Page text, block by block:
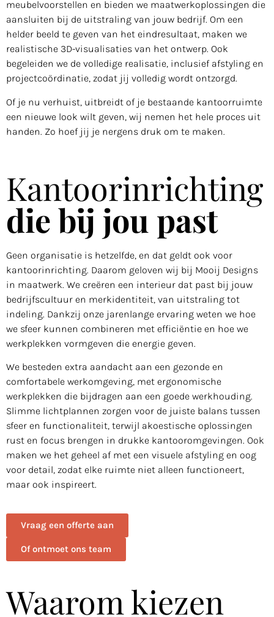
meubelvoorstellen en bieden we maatwerkoplossingen die
aansluiten bij de uitstraling van jouw bedrijf. Om een
helder beeld te geven van het eindresultaat, maken we
realistische 3D-visualisaties van het ontwerp. Ook
begeleiden we de volledige realisatie, inclusief afstyling en
projectcoördinatie, zodat jij volledig wordt ontzorgd.
Of je nu verhuist, uitbreidt of je bestaande kantoorruimte
een nieuwe look wilt geven, wij nemen het hele proces uit
handen. Zo hoef jij je nergens druk om te maken.
Kantoorinrichting
die bij jou past
Geen organisatie is hetzelfde, en dat geldt ook voor
kantoorinrichting. Daarom geloven wij bij Mooij Designs
in maatwerk. We creëren een interieur dat past bij jouw
bedrijfscultuur en merkidentiteit, van uitstraling tot
indeling. Dankzij onze jarenlange ervaring weten we hoe
we sfeer kunnen combineren met efficiëntie en hoe we
werkplekken vormgeven die energie geven.
We besteden extra aandacht aan een gezonde en
comfortabele werkomgeving, met ergonomische
werkplekken die bijdragen aan een goede werkhouding.
Slimme lichtplannen zorgen voor de juiste balans tussen
sfeer en functionaliteit, terwijl akoestische oplossingen
rust en focus brengen in drukke kantooromgevingen. Ook
maken we het geheel af met een visuele afstyling en oog
voor detail, zodat elke ruimte niet alleen functioneert,
maar ook inspireert.
Vraag een offerte aan
Of ontmoet ons team
Waarom kiezen